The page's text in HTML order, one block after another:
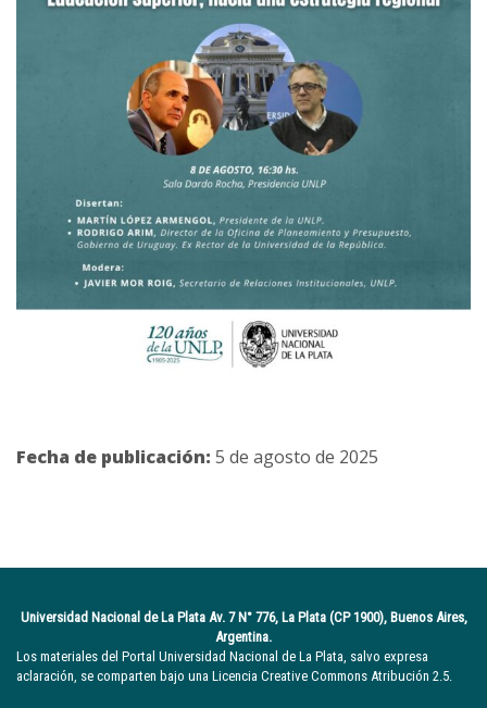
Fecha de publicación: 5 de agosto de 2025
Universidad Nacional de La Plata Av. 7 N° 776, La Plata (CP 1900), Buenos Aires,
Argentina.
Los materiales del Portal Universidad Nacional de La Plata, salvo expresa
aclaración, se comparten bajo una Licencia Creative Commons Atribución 2.5.